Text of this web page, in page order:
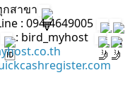
สาขา
: 094-4649005
: bird_myhost